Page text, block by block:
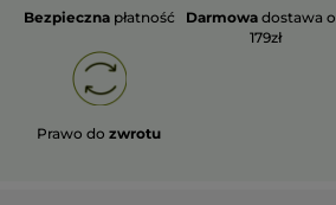
Bezpieczna płatność Darmowa dostawa
179zł
Prawo dozwrotu